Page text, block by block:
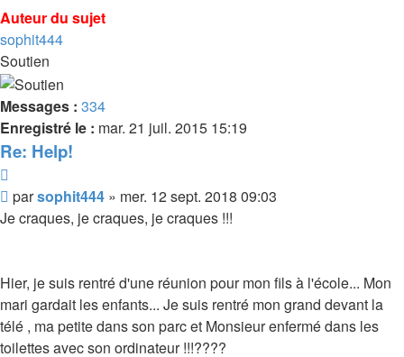
Auteur du sujet
sophit444
Soutien
Messages : 334
Enregistré le : mar. 21 juil. 2015 15:19
Re: Help!
Message
parsophit444 » mer. 12 sept. 2018 09:03
Je craques, je craques, je craques !!!
Hier, je suis rentré d'une réunion pour mon fils à l'école... Mon
mari gardait les enfants... Je suis rentré mon grand devant la
télé , ma petite dans son parc et Monsieur enfermé dans les
toilettes avec son ordinateur !!!????